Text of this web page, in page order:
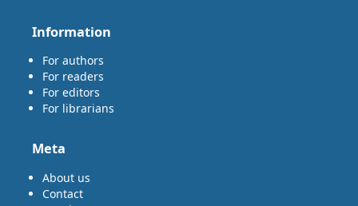
Information
For authors
For readers
For editors
For librarians
Meta
About us
Contact